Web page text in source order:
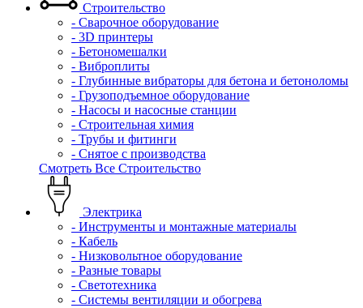
Строительство
- Сварочное оборудование
- 3D принтеры
- Бетономешалки
- Виброплиты
- Глубинные вибраторы для бетона и бетоноломы
- Грузоподъемное оборудование
- Насосы и насосные станции
- Строительная химия
- Трубы и фитинги
- Снятое с производства
Смотреть Все Строительство
Электрика
- Инструменты и монтажные материалы
- Кабель
- Низковольтное оборудование
- Разные товары
- Светотехника
- Системы вентиляции и обогрева